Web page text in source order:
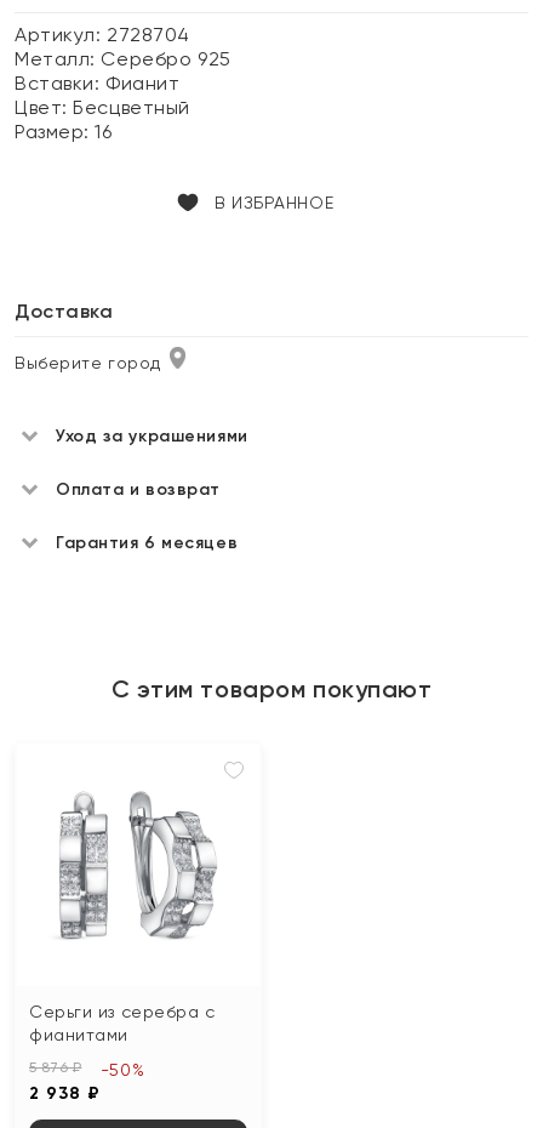
Артикул: 2728704
Металл: Серебро 925
Вставки: Фианит
Цвет:Бесцветный
Размер:16
В ИЗБРАННОЕ
Доставка
Выберите город
Уход за украшениями
Оплата и возврат
Гарантия 6 месяцев
С этим товаром покупают
Серьги из серебра с
фианитами
5 876 ₽
2 938 ₽
-50%